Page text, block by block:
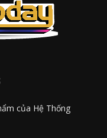
của Hệ Thống